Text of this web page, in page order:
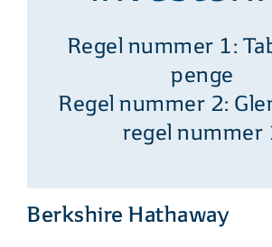
Regel nummer 1:
penge
Regel nummer 2:
regel nummer
Berkshire Hathaway